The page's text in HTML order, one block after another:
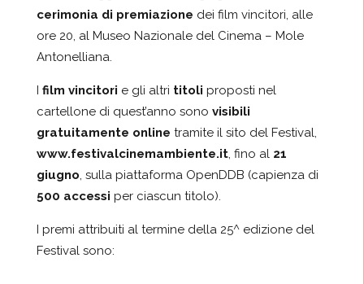
cerimonia di premiazione dei film vincitori, alle
ore 20, al Museo Nazionale del Cinema – Mole
Antonelliana.
film vincitori e gli altri titoli proposti nel
cartellone di quest’anno sono visibili
gratuitamente online tramite il sito del Festival,
www.festivalcinemambiente.it, fino al 21
giugno, sulla piattaforma OpenDDB (capienza di
500 accessi per ciascun titolo).
I premi attribuiti al termine della 25^ edizione del
Festival sono: